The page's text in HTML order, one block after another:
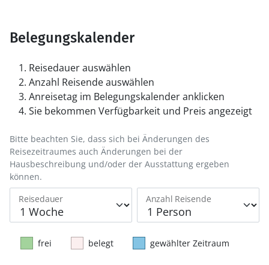
Belegungskalender
Reisedauer auswählen
Anzahl Reisende auswählen
Anreisetag im Belegungskalender anklicken
Sie bekommen Verfügbarkeit und Preis angezeigt
Reisedauer Anzahl Reisende
Bitte beachten Sie, dass sich bei Änderungen des
Reisezeitraumes auch Änderungen bei der
Hausbeschreibung und/oder der Ausstattung ergeben
können.
frei belegt gewählter Zeitraum